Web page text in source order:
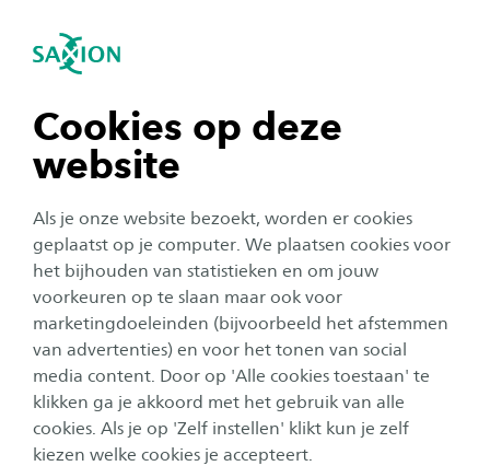
Cookies op deze
website
Als je onze website bezoekt, worden er cookies
geplaatst op je computer. We plaatsen cookies voor
het bijhouden van statistieken en om jouw
voorkeuren op te slaan maar ook voor
marketingdoeleinden (bijvoorbeeld het afstemmen
van advertenties) en voor het tonen van social
media content. Door op 'Alle cookies toestaan' te
klikken ga je akkoord met het gebruik van alle
cookies. Als je op 'Zelf instellen' klikt kun je zelf
kiezen welke cookies je accepteert.
Navigatie openen
tonen
tonen
tonen
tonen
sluiten
Sustainable Development
Goals